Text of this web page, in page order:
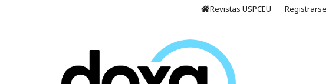
Revistas USPCEU Registrarse